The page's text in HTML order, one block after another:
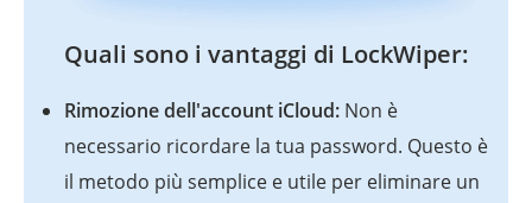
Quali sono i vantaggi di LockWiper:
Rimozione dell'account iCloud: Non è
necessario ricordare la tua password. Questo è
il metodo più semplice e utile per eliminare un